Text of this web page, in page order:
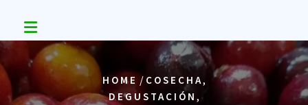
HOME / COSECHA,
DEGUSTACIÓN ,